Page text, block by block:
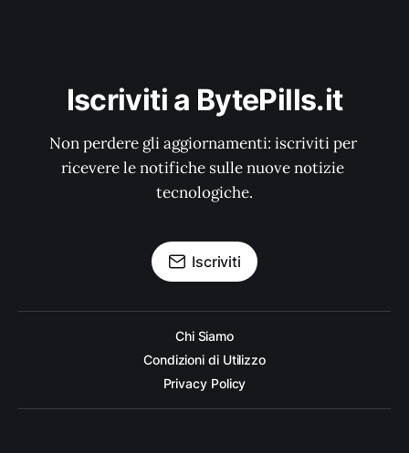
Iscriviti a BytePills.it
Non perdere gli aggiornamenti: iscriviti per
ricevere le notifiche sulle nuove notizie
tecnologiche.
Iscriviti
Chi Siamo
Condizioni di Utilizzo
Privacy Policy